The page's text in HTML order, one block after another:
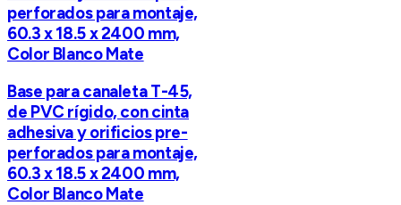
perforados para montaje,
60.3 x 18.5 x 2400 mm,
Color Blanco Mate
Base para canaleta T-45,
de PVC rígido, con cinta
adhesiva y orificios pre-
perforados para montaje,
60.3 x 18.5 x 2400 mm,
Color Blanco Mate